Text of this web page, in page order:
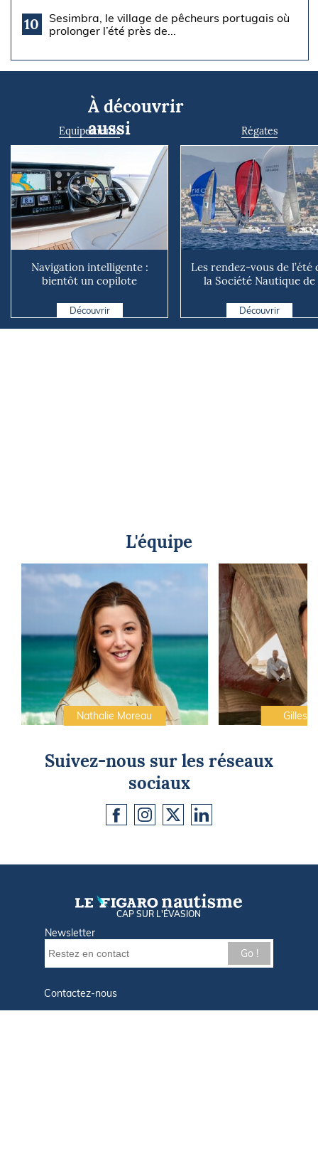
10
Sesimbra, le village de pêcheurs portugais où
prolonger l’été près de...
À découvrir
aussi
Equipements
Navigation intelligente :
bientôt un copilote
Découvrir
Régates
Les rendez-vous de l’été
la Société Nautique de
Découvrir
L'équipe
Nathalie Moreau Gilles
Suivez-nous sur les réseaux
sociaux
CAP SUR L'ÉVASION
Newsletter
Go !
Contactez-nous